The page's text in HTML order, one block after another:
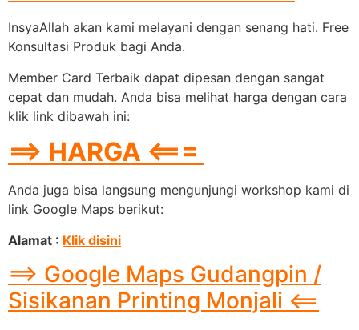
InsyaAllah akan kami melayani dengan senang hati. Free
Konsultasi Produk bagi Anda.
Member Card Terbaik dapat dipesan dengan sangat
cepat dan mudah. Anda bisa melihat harga dengan cara
klik link dibawah ini:
==> HARGA <===
Anda juga bisa langsung mengunjungi workshop kami di
link Google Maps berikut:
Alamat : Klik disini
==> Google Maps Gudangpin /
Sisikanan Printing Monjali <==